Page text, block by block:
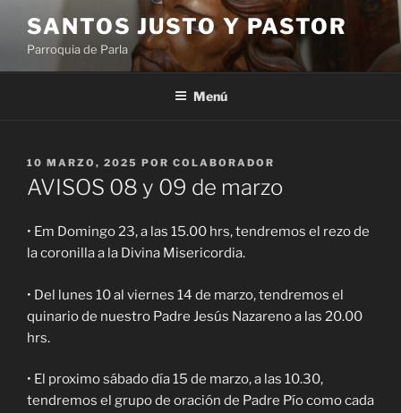
contenido
SANTOS JUSTO Y PASTOR
Parroquia de Parla
Menú
PUBLICADO
EL
10 MARZO, 2025 POR COLABORADOR
AVISOS 08 y 09 de marzo
• Em Domingo 23, a las 15.00 hrs, tendremos el rezo de
la coronilla a la Divina Misericordia.
• Del lunes 10 al viernes 14 de marzo, tendremos el
quinario de nuestro Padre Jesús Nazareno a las 20.00
hrs.
• El proximo sábado día 15 de marzo, a las 10.30,
tendremos el grupo de oración de Padre Pío como cada